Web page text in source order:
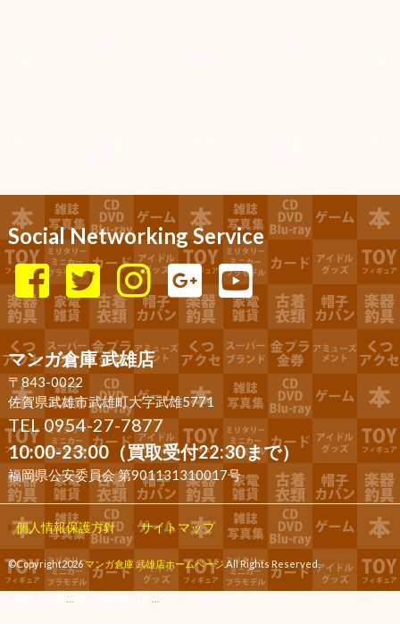
Social Networking Service
マンガ倉庫 武雄店
〒843-0022
佐賀県武雄市武雄町大字武雄5771
TEL 0954-27-7877
10:00-23:00（買取受付22:30まで）
福岡県公安委員会 第901131310017号
個人情報保護方針 サイトマップ
©Copyright2026マンガ倉庫 武雄店ホームページ .All Rights Reserved.
... ...